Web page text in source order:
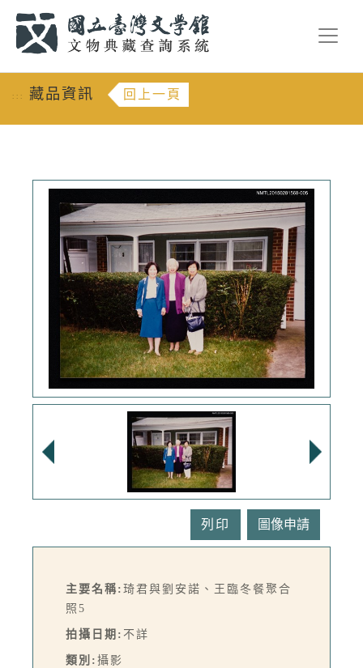
::: 藏品資訊 回上一頁
列印
主要名稱: 琦君與劉安諾、王臨冬餐聚合
照5
拍攝日期: 不詳
類別: 攝影